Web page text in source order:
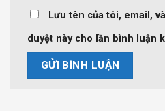
Lưu tên của tôi, email,
duyệt này cho lần bình luận